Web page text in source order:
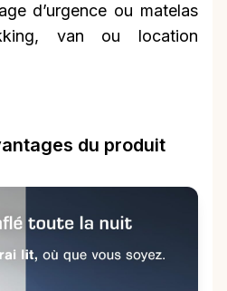
d’urgence ou matelas
van ou location
du produit